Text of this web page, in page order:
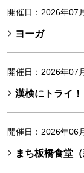
開催日：2026年07
ヨーガ
開催日：2026年07
漢検にトライ！
開催日：2026年06
まち板橋食堂